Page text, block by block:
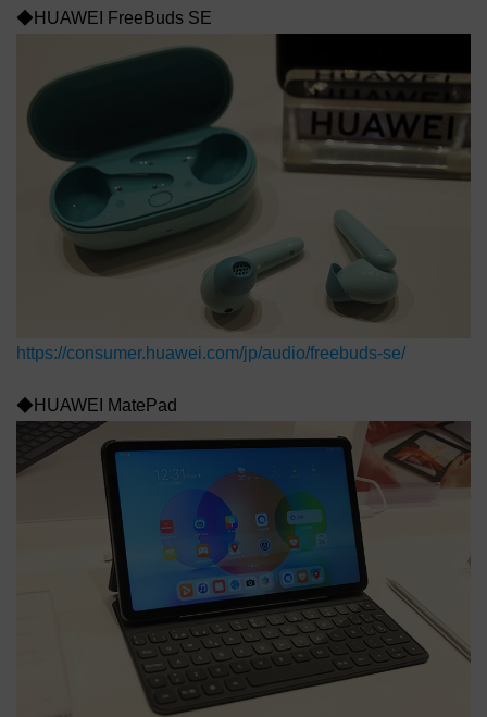
◆HUAWEI FreeBuds SE
https://consumer.huawei.com/jp/audio/freebuds-se/
◆HUAWEI MatePad